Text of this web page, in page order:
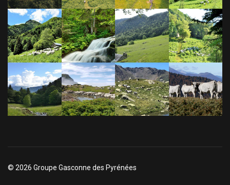
© 2026 Groupe Gasconne des Pyrénées